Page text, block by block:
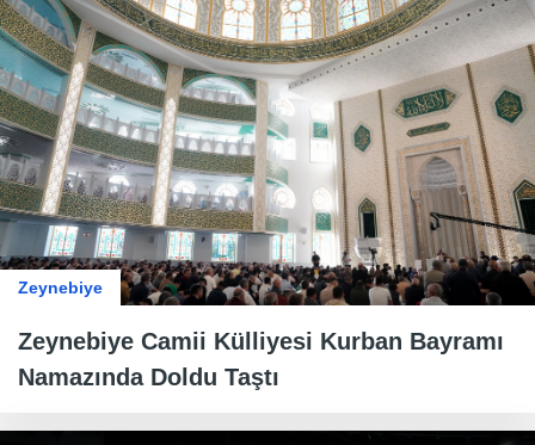
Zeynebiye
Zeynebiye Camii Külliyesi Kurban Bayramı
Namazında Doldu Taştı